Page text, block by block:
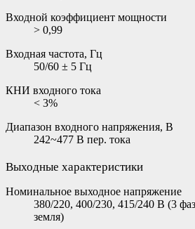
Входной коэффициент мощности
> 0,99
Входная частота, Гц
50/60 ± 5 Гц
КНИ входного тока
< 3%
Диапазон входного напряжения, В
242~477 В пер. тока
Выходные характеристики
Номинальное выходное напряжение
380/220, 400/230, 415/240 В (3
земля)